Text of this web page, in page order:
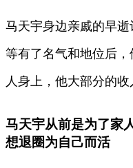
马天宇身边亲戚的早逝
等有了名气和地位后
人身上，他大部分的收
马天宇从前是为了家
想退圈为自己而活